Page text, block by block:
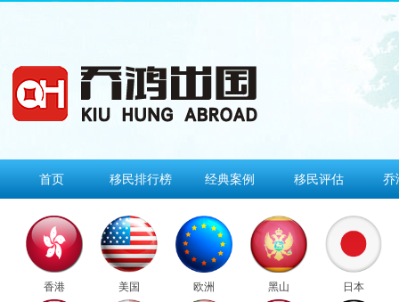
首页 移民排行榜 经典案例 移民评估 乔
香港 美国 欧洲 黑山 日本